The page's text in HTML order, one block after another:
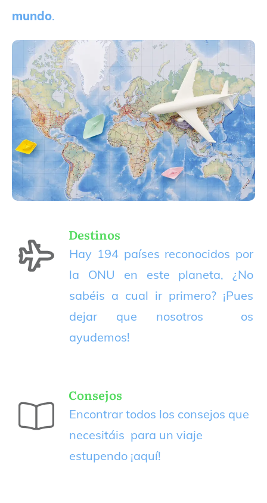
mundo.
Destinos
Hay 194 países reconocidos por
la ONU en este planeta, ¿No
sabéis a cual ir primero? ¡Pues
dejar que nosotros os
ayudemos!
Consejos
Encontrar todos los consejos que
necesitáis para un viaje
estupendo ¡aquí!